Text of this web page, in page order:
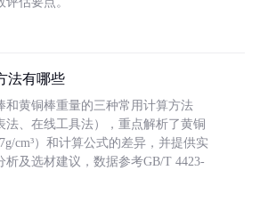
法有哪些
和黄铜棒重量的三种常用计算方法
法、在线工具法），重点解析了黄铜
cm³）和计算公式的差异，并提供实
析及选材建议，数据参考GB/T 4423-